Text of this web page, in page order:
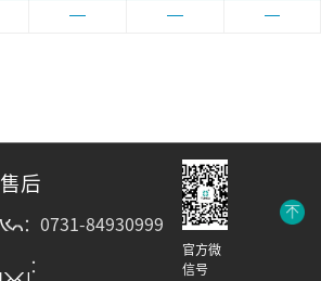
售后
：0731-84930999
：
官方微
信号